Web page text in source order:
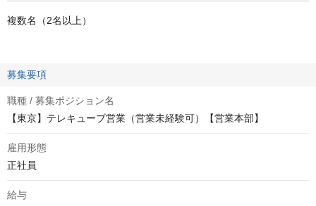
複数名（2名以上）
募集要項
職種 / 募集ポジション名
【東京】テレキューブ営業（営業未経験可）【営業本部】
雇用形態
正社員
給与